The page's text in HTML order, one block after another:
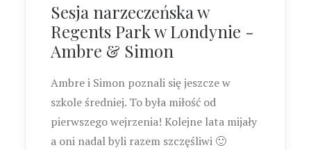
Sesja narzeczeńska w
Regents Park w Londynie -
Ambre & Simon
Ambre i Simon poznali się jeszcze w
szkole średniej. To była miłość od
pierwszego wejrzenia! Kolejne lata mijały
a oni nadal byli razem szczęśliwi 🙂